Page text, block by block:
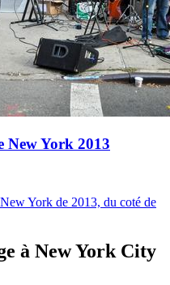
York 2013
York de 2013, du coté de
à New York City